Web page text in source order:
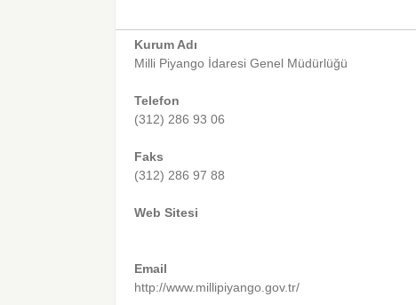
Kurum Adı
Milli Piyango İdaresi Genel Müdürlüğü
Telefon
(312) 286 93 06
Faks
(312) 286 97 88
Web Sitesi
Email
http://www.millipiyango.gov.tr/